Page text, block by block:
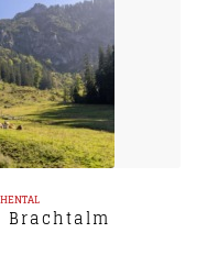
Brachtalm